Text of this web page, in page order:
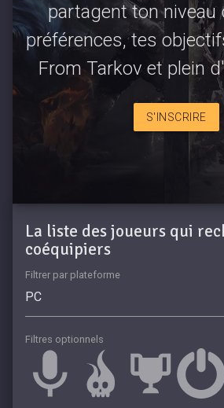
partagent ton niveau
préférences, tes
From Tarkov et plein
S'INSCRIRE
La liste des joueurs qui
coéquipiers
Filtrer par plateforme
Filtres optionnels